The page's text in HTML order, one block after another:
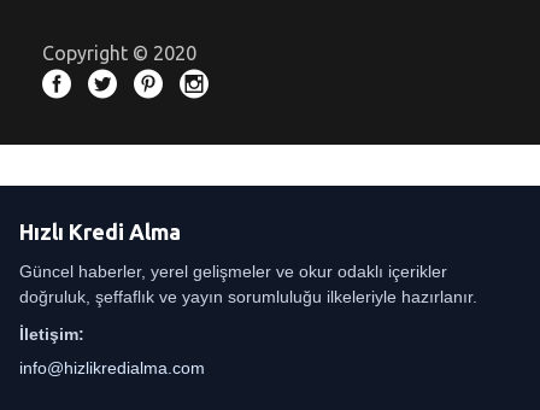
Copyright © 2020
Hızlı Kredi Alma
Güncel haberler, yerel gelişmeler ve okur odaklı içerikler
doğruluk, şeffaflık ve yayın sorumluluğu ilkeleriyle hazırlanır.
İletişim:
info@hizlikredialma.com